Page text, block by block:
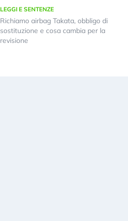
LEGGI E SENTENZE
Richiamo airbag Takata, obbligo di
sostituzione e cosa cambia per la
revisione